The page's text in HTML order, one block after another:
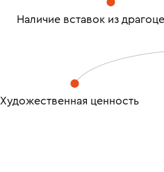
Наличие вставок из
Художественная ценность